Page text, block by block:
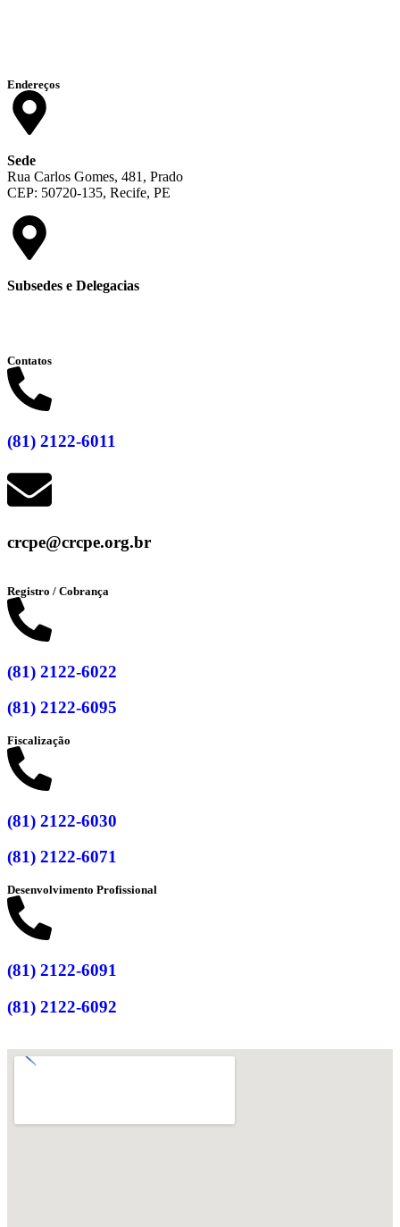
Endereços
Sede
Rua Carlos Gomes, 481, Prado
CEP: 50720-135, Recife, PE
Subsedes e Delegacias
Contatos
(81) 2122-6011
crcpe@crcpe.org.br
Registro / Cobrança
(81) 2122-6022
(81) 2122-6095
Fiscalização
(81) 2122-6030
(81) 2122-6071
Desenvolvimento Profissional
(81) 2122-6091
(81) 2122-6092